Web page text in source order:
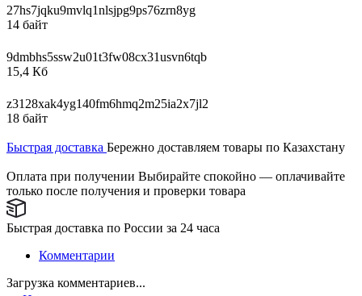
27hs7jqku9mvlq1nlsjpg9ps76zrn8yg
14 байт
9dmbhs5ssw2u01t3fw08cx31usvn6tqb
15,4 Кб
z3128xak4yg140fm6hmq2m25ia2x7jl2
18 байт
Быстрая доставка Бережно доставляем товары по Казахстану
Оплата при получении Выбирайте спокойно — оплачивайте
только после получения и проверки товара
Быстрая доставка по России за 24 часа
Комментарии
Загрузка комментариев...